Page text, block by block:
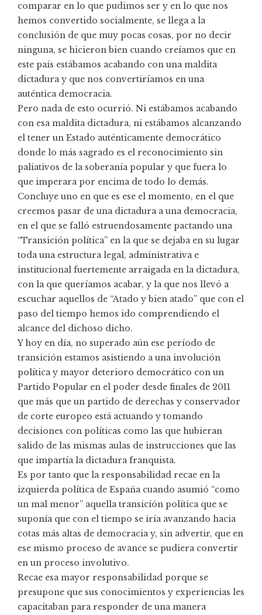
comparar en lo que pudimos ser y en lo que nos
hemos convertido socialmente, se llega a la
conclusión de que muy pocas cosas, por no decir
ninguna, se hicieron bien cuando creíamos que en
este país estábamos acabando con una maldita
dictadura y que nos convertiríamos en una
auténtica democracia.
Pero nada de esto ocurrió. Ni estábamos acabando
con esa maldita dictadura, ni estábamos alcanzando
el tener un Estado auténticamente democrático
donde lo más sagrado es el reconocimiento sin
paliativos de la soberanía popular y que fuera lo
que imperara por encima de todo lo demás.
Concluye uno en que es ese el momento, en el que
creemos pasar de una dictadura a una democracia,
en el que se falló estruendosamente pactando una
“Transición política” en la que se dejaba en su lugar
toda una estructura legal, administrativa e
institucional fuertemente arraigada en la dictadura,
con la que queríamos acabar, y la que nos llevó a
escuchar aquellos de “Atado y bien atado” que con el
paso del tiempo hemos ido comprendiendo el
alcance del dichoso dicho.
Y hoy en día, no superado aún ese período de
transición estamos asistiendo a una involución
política y mayor deterioro democrático con un
Partido Popular en el poder desde finales de 2011
que más que un partido de derechas y conservador
de corte europeo está actuando y tomando
decisiones con políticas como las que hubieran
salido de las mismas aulas de instrucciones que las
que impartía la dictadura franquista.
Es por tanto que la responsabilidad recae en la
izquierda política de España cuando asumió “como
un mal menor” aquella transición política que se
suponía que con el tiempo se iría avanzando hacia
cotas más altas de democracia y, sin advertir, que en
ese mismo proceso de avance se pudiera convertir
en un proceso involutivo.
Recae esa mayor responsabilidad porque se
presupone que sus conocimientos y experiencias les
capacitaban para responder de una manera